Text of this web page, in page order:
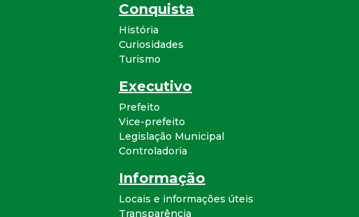
Conquista
História
Curiosidades
Turismo
Executivo
Prefeito
Vice-prefeito
Legislação Municipal
Controladoria
Informação
Locais e informações úteis
Transparência